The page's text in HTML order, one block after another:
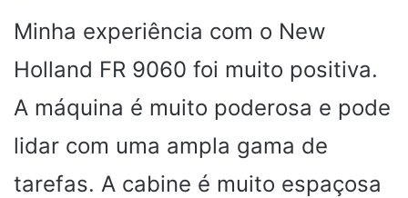
Minha experiência com o New
Holland FR 9060 foi muito positiva.
A máquina é muito poderosa e pode
lidar com uma ampla gama de
tarefas. A cabine é muito espaçosa